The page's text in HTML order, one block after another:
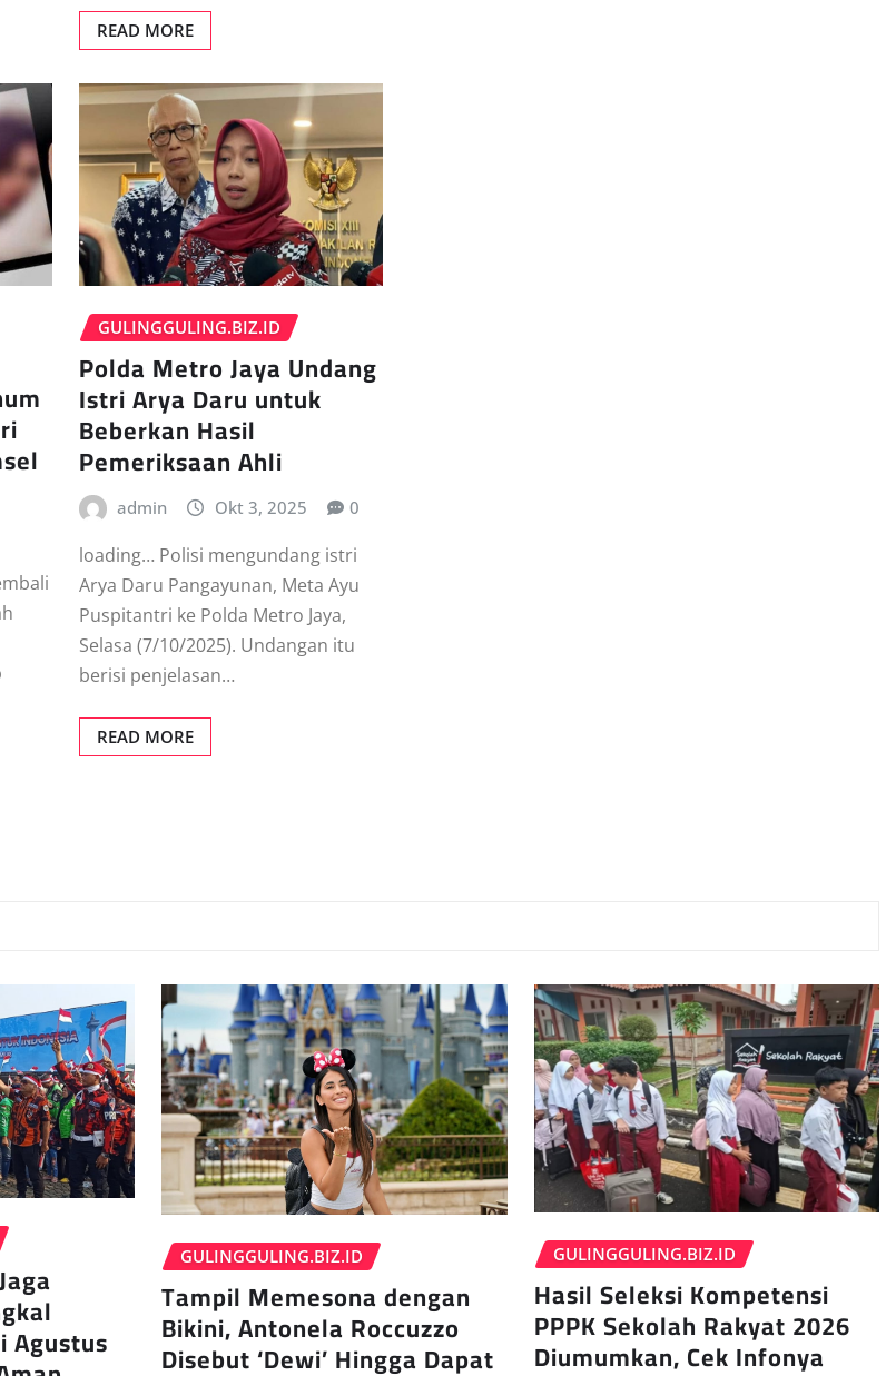
READ MORE
GULINGGULING.BIZ.ID
Polda Metro Jaya Undang
Istri Arya Daru untuk
Beberkan Hasil
Pemeriksaan Ahli
admin Okt 3, 2025 0
loading… Polisi mengundang istri
Arya Daru Pangayunan, Meta Ayu
Puspitantri ke Polda Metro Jaya,
Selasa (7/10/2025). Undangan itu
berisi penjelasan…
READ MORE
Agustus
GULINGGULING.BIZ.ID
Tampil Memesona dengan
Bikini, Antonela Roccuzzo
Disebut ‘Dewi’ Hingga Dapat
GULINGGULING.BIZ.ID
Hasil Seleksi Kompetensi
PPPK Sekolah Rakyat 2026
Diumumkan, Cek Infonya